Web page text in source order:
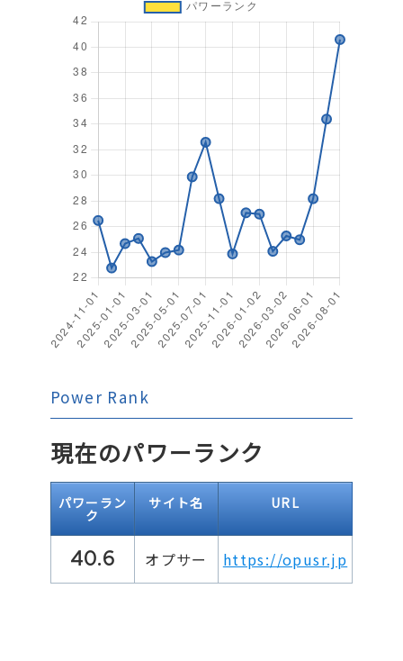
Power Rank
現在のパワーランク
パワーラン
ク
サイト名 URL
40.6 オプサー https://opusr.jp